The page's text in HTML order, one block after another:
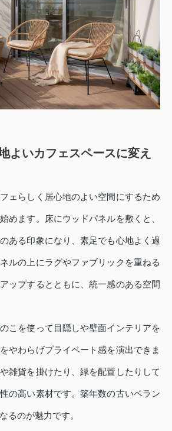
よいカフェスペースに変え
ェらしく居心地のよい空間にするため
めます。床にウッドパネルを敷くと、
ある印象になり、素足でも心地よく過
ルの上にラグやファブリックを重ねる
ップするとともに、統一感のある空間
こを使って目隠しや壁面インテリアを
やわらげプライベート感を演出できま
雑貨を掛けたり、緑を配置したりして
の高い素材です。築年数の古いベラン
るのが魅力です。